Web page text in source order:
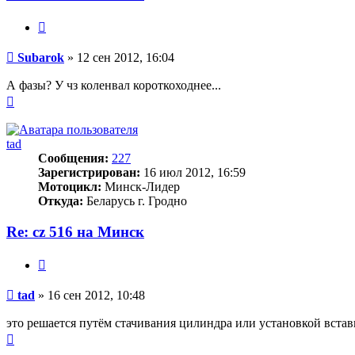
Сообщение
Subarok » 12 сен 2012, 16:04
А фазы? У чз коленвал короткоходнее...
началу
tad
Сообщения: 227
Зарегистрирован: 16 июл 2012, 16:59
Мотоцикл: Минск-Лидер
Откуда: Беларусь г. Гродно
Re: cz 516 на Минск
Сообщение
tad » 16 сен 2012, 10:48
это решается путём стачивания цилиндра или установкой